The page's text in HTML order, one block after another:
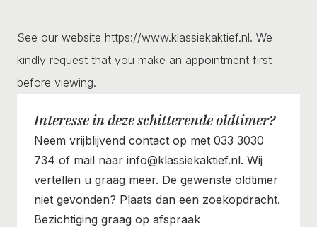
See our website https://www.klassiekaktief.nl. We
kindly request that you make an appointment first
before viewing.
Interesse in deze schitterende oldtimer?
Neem vrijblijvend contact op met 033 3030
734 of mail naar info@klassiekaktief.nl. Wij
vertellen u graag meer. De gewenste oldtimer
niet gevonden? Plaats dan een zoekopdracht.
Bezichtiging graag op afspraak